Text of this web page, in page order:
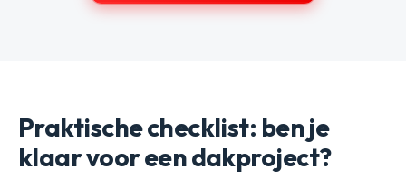
Praktische checklist: ben je
klaar voor een dakproject?